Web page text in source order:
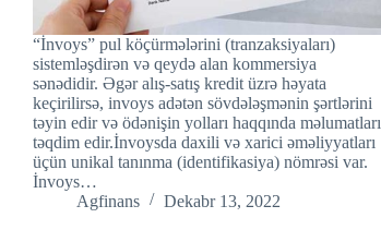
“İnvoys” pul köçürmələrini (tranzaksiyaları)
sistemləşdirən və qeydə alan kommersiya
sənədidir. Əgər alış-satış kredit üzrə həyata
keçirilirsə, invoys adətən sövdələşmənin şərtlərini
təyin edir və ödənişin yolları haqqında məlumatları
təqdim edir.İnvoysda daxili və xarici əməliyyatları
üçün unikal tanınma (identifikasiya) nömrəsi var.
İnvoys…
Agfinans
Dekabr 13, 2022